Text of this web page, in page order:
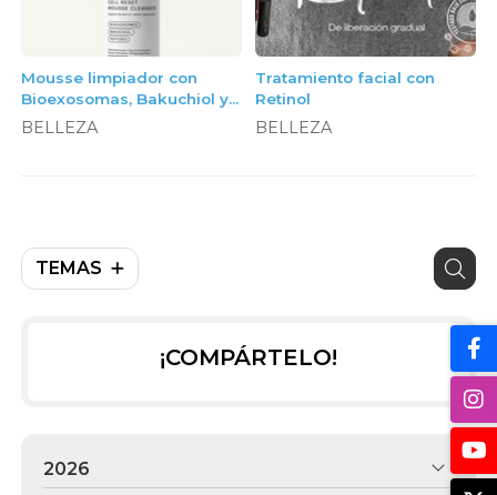
TEMAS
Mousse limpiador con
Bioexosomas, Bakuchiol y
Péptidos, 150ml. Neoxoma
BELLEZA
Tratamiento facial con
Retinol
BELLEZA
¡COMPÁRTELO!
2026